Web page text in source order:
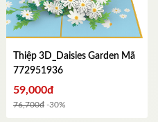
Thiệp 3D_Daisies Garden Mã
772951936
59,000đ
76,700đ -30%